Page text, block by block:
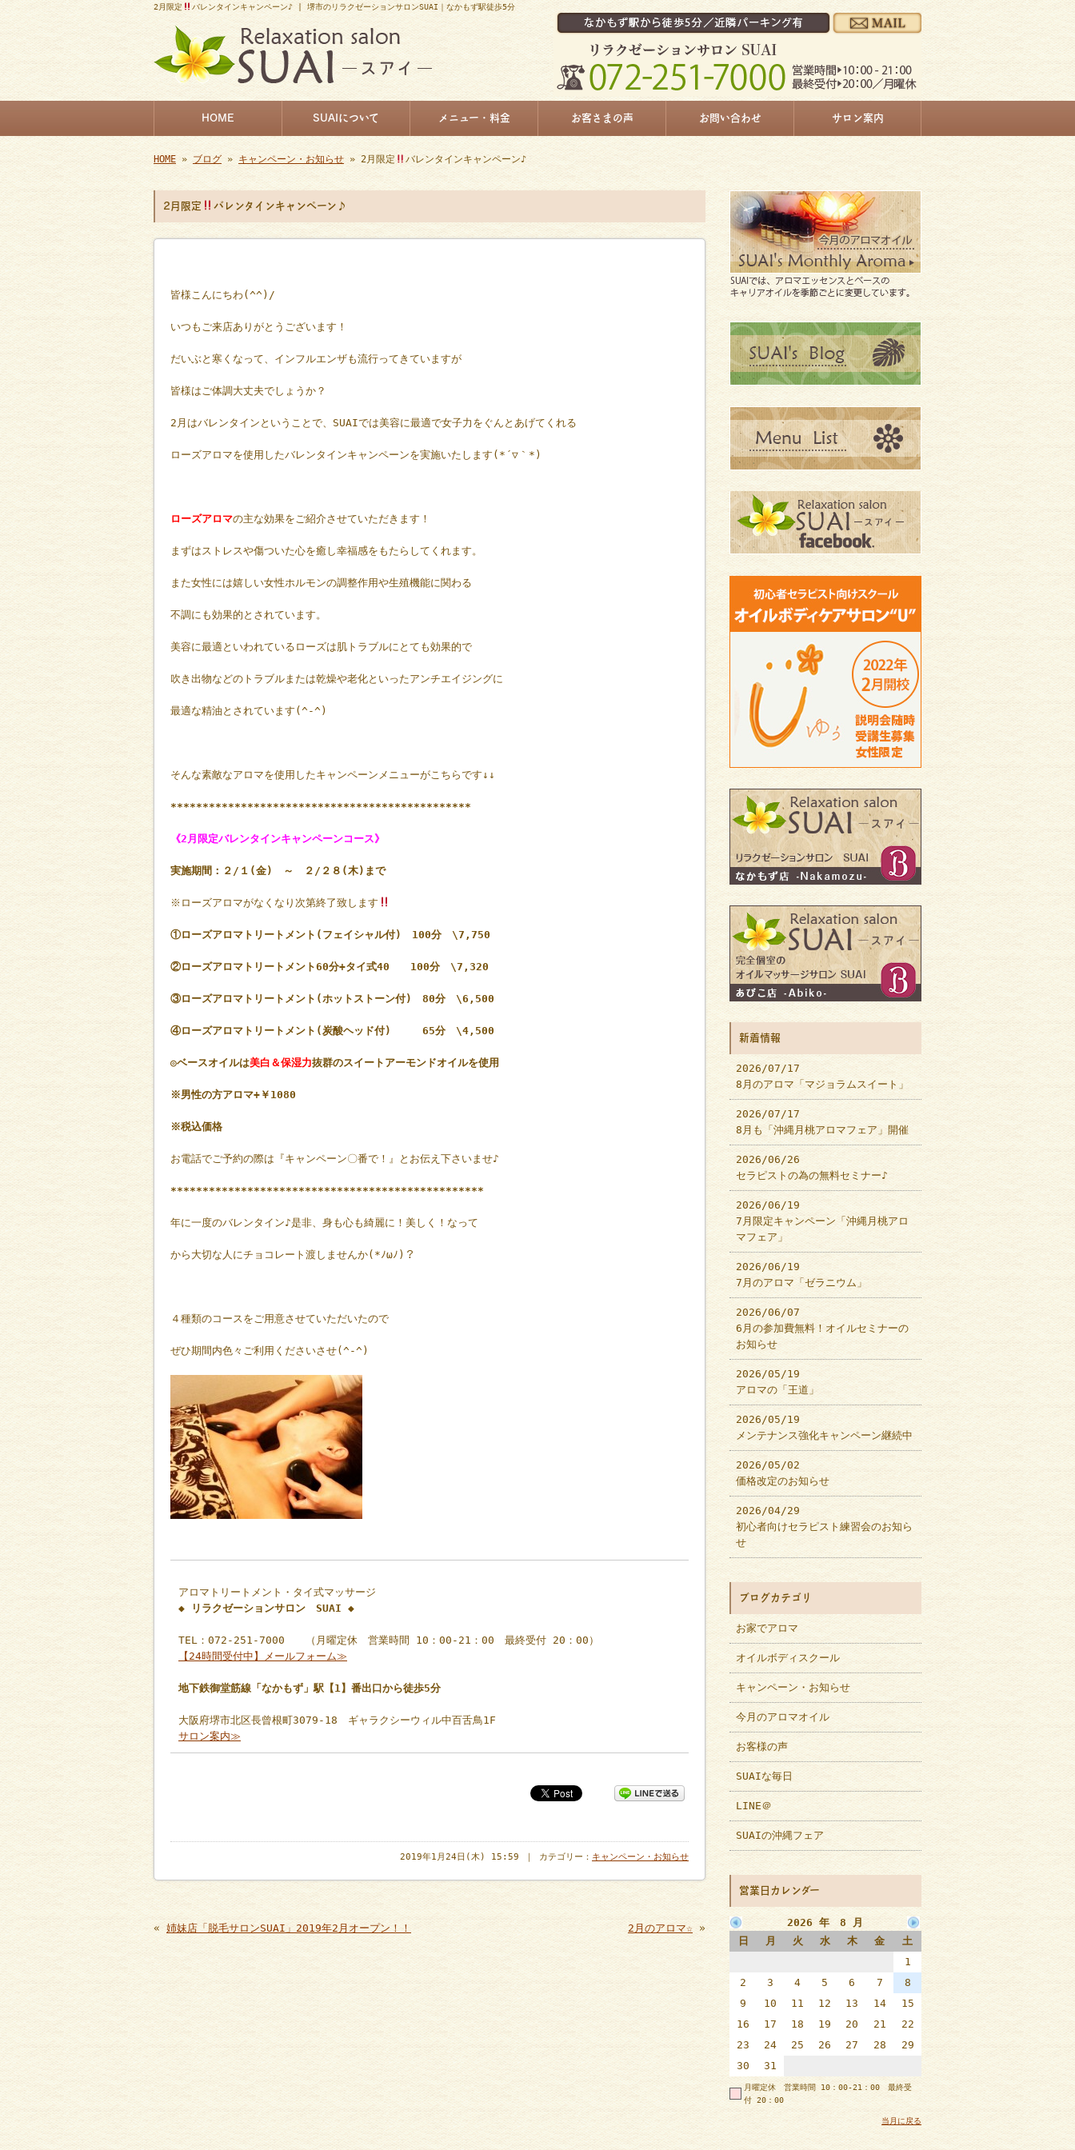
2月限定 バレンタインキャンペーン♪ | 堺市のリラクゼーションサロンSUAI｜なかもず駅徒歩5分
HOME SUAIについて メニュー・料金 お客さまの声 お問い合わせ サロン案内
HOME »ブログ » キャンペーン・お知らせ » 2月限定 バレンタインキャンペーン♪
2月限定 バレンタインキャンペーン♪
皆様こんにちわ(^^)/
いつもご来店ありがとうございます！
だいぶと寒くなって、インフルエンザも流行ってきていますが
皆様はご体調大丈夫でしょうか？
2月はバレンタインということで、SUAIでは美容に最適で女子力をぐんとあげてくれる
ローズアロマを使用したバレンタインキャンペーンを実施いたします(*´▽｀*)
ローズアロマの主な効果をご紹介させていただきます！
まずはストレスや傷ついた心を癒し幸福感をもたらしてくれます。
また女性には嬉しい女性ホルモンの調整作用や生殖機能に関わる
不調にも効果的とされています。
美容に最適といわれているローズは肌トラブルにとても効果的で
吹き出物などのトラブルまたは乾燥や老化といったアンチエイジングに
最適な精油とされています(^-^)
そんな素敵なアロマを使用したキャンペーンメニューがこちらです↓↓
***********************************************
《2月限定バレンタインキャンペーンコース》
実施期間：２/１(金) ～ ２/２８(木)まで
※ローズアロマがなくなり次第終了致します
①ローズアロマトリートメント(フェイシャル付) 100分 \7,750
②ローズアロマトリートメント60分+タイ式40 100分 \7,320
③ローズアロマトリートメント(ホットストーン付) 80分 \6,500
④ローズアロマトリートメント(炭酸ヘッド付) 65分 \4,500
◎ベースオイルは美白＆保湿力抜群のスイートアーモンドオイルを使用
※男性の方アロマ+￥1080
※税込価格
お電話でご予約の際は『キャンペーン〇番で！』とお伝え下さいませ♪
*************************************************
年に一度のバレンタイン♪是非、身も心も綺麗に！美しく！なって
から大切な人にチョコレート渡しませんか(*ﾉωﾉ)？
４種類のコースをご用意させていただいたので
ぜひ期間内色々ご利用くださいさせ(^-^)
アロマトリートメント・タイ式マッサージ
◆ リラクゼーションサロン SUAI ◆
TEL：072-251-7000 （月曜定休 営業時間 10：00-21：00 最終受付 20：00）
【24時間受付中】メールフォーム≫
地下鉄御堂筋線「なかもず」駅【1】番出口から徒歩5分
大阪府堺市北区長曾根町3079-18 ギャラクシーウィル中百舌鳥1F
サロン案内≫
2019年1月24日(木) 15:59 ｜ カテゴリー： キャンペーン・お知らせ
« 姉妹店「脱毛サロンSUAI」2019年2月オープン！！ 2月のアロマ☆ »
新着情報
2026/07/17
8月のアロマ「マジョラムスイート」
2026/07/17
8月も「沖縄月桃アロマフェア」開催
2026/06/26
セラピストの為の無料セミナー♪
2026/06/19
7月限定キャンペーン「沖縄月桃アロ
マフェア」
2026/06/19
7月のアロマ「ゼラニウム」
2026/06/07
6月の参加費無料！オイルセミナーの
お知らせ
2026/05/19
アロマの「王道」
2026/05/19
メンテナンス強化キャンペーン継続中
2026/05/02
価格改定のお知らせ
2026/04/29
初心者向けセラピスト練習会のお知ら
せ
ブログカテゴリ
お家でアロマ
オイルボディスクール
キャンペーン・お知らせ
今月のアロマオイル
お客様の声
SUAIな毎日
LINE＠
SUAIの沖縄フェア
営業日カレンダー
2026 年 8 月
日
月 火 水 木 金
土
1
2
3 4 5 6 7
8
9
10 11 12 13 14
15
16
17 18 19 20 21
22
23
24 25 26 27 28
29
30
31
月曜定休 営業時間 10：00-21：00 最終受
付 20：00
当月に戻る